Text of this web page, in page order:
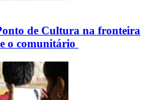
de Cultura na fronteira
o comunitário